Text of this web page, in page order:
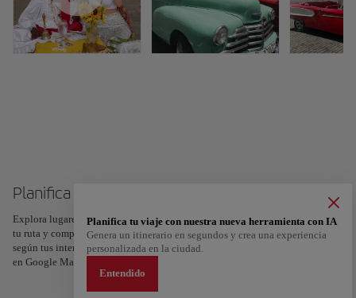
Planifica tu viaje a Cuba
Explora lugares, experiencias y marca con el corazón tus favoritos para crear
tu ruta y compartirla. ¿Quieres más ideas? Obtén un itinerario personalizado
según tus intereses y la duración de tu viaje: en sólo dos pasos y descargable
en Google Maps.
Planifica tu viaje con nuestra nueva herramienta con IA
Genera un itinerario en segundos y crea una experiencia
personalizada en la ciudad.
Entendido